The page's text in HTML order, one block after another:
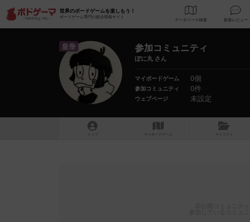
世界のボードゲームを楽しもう！
ボードゲーム専門の総合情報サイト
データベース 検索
皇帝 参加コミュニティ
ぽに丸 さん
マイボードゲーム 0個
参加コミュニティ 0件
ウェブページ 未設定
トップ マイボードゲーム マイリスト